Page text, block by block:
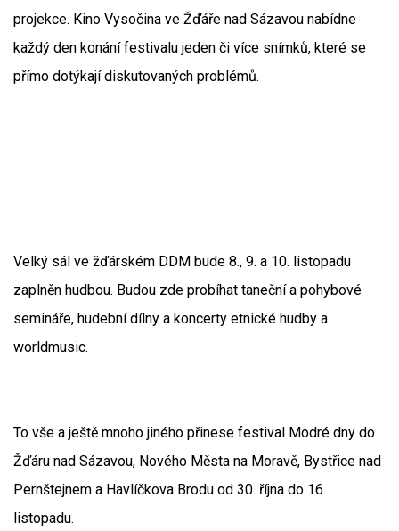
projekce. Kino Vysočina ve Žďáře nad Sázavou nabídne
každý den konání festivalu jeden či více snímků, které se
přímo dotýkají diskutovaných problémů.
Velký sál ve žďárském DDM bude 8., 9. a 10. listopadu
zaplněn hudbou. Budou zde probíhat taneční a pohybové
semináře, hudební dílny a koncerty etnické hudby a
worldmusic.
To vše a ještě mnoho jiného přinese festival Modré dny do
Žďáru nad Sázavou, Nového Města na Moravě, Bystřice nad
Pernštejnem a Havlíčkova Brodu od 30. října do 16.
listopadu.